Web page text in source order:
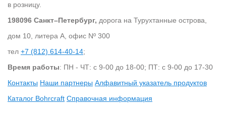
в розницу.
198096 Санкт–Петербург, дорога на Турухтанные острова,
дом 10, литера А, офис Nº 300
тел +7 (812) 614-40-14;
Время работы: ПН - ЧТ: с 9-00 до 18-00; ПТ: с 9-00 до 17-30
Контакты Наши партнеры Алфавитный указатель продуктов
Каталог Bohrcraft Справочная информация